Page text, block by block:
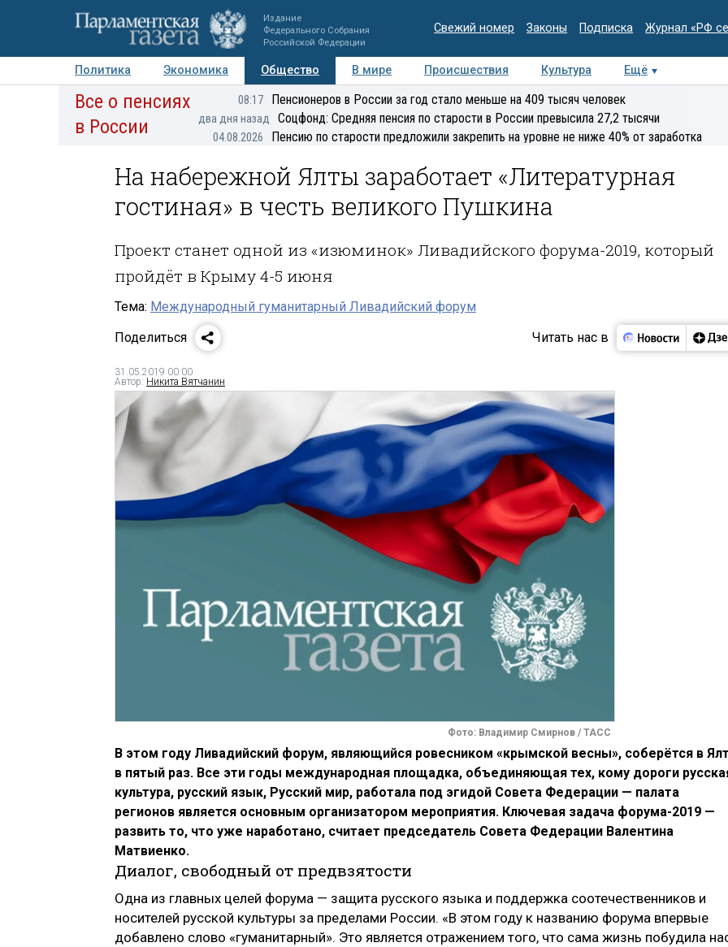
Издание
Федерального Собрания
Российской Федерации
Свежий номер Законы Подписка Журнал «РФ
Политика Экономика Общество В мире Происшествия Культура Ещё
Авторы Персоны Мнения Регионы Медиацентр Интервью Колумнисты
Все о пенсиях
в России
08:17 Пенсионеров в России за год стало меньше на 409 тысяч человек
два дня назад Соцфонд: Средняя пенсия по старости в России превысила 27,2 тысячи
04.08.2026 Пенсию по старости предложили закрепить на уровне не ниже 40% от заработка
На набережной Ялты заработает «Литературная
гостиная» в честь великого Пушкина
Проект станет одной из «изюминок» Ливадийского форума-2019, который
пройдёт в Крыму 4-5 июня
Тема: Международный гуманитарный Ливадийский форум
Поделиться
Читать нас в
31.05.2019 00:00
Автор: Никита Вятчанин
Фото: Владимир Смирнов / ТАСС
В этом году Ливадийский форум, являющийся ровесником «крымской весны», соберётся в
в пятый раз. Все эти годы международная площадка, объединяющая тех, кому дороги
культура, русский язык, Русский мир, работала под эгидой Совета Федерации — палата
регионов является основным организатором мероприятия. Ключевая задача форума-2019 —
развить то, что уже наработано, считает председатель Совета Федерации Валентина
Матвиенко.
Диалог, свободный от предвзятости
Одна из главных целей форума — защита русского языка и поддержка соотечественников и
носителей русской культуры за пределами России. «В этом году к названию форума впервые
добавлено слово «гуманитарный». Это является отражением того, что сама жизнь побудила